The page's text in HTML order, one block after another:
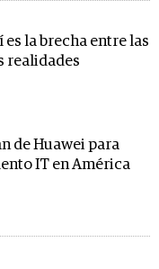
es la brecha entre las
realidades
de Huawei para
IT en América